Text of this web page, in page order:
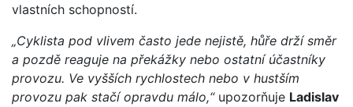
vlastních schopností.
„Cyklista pod vlivem často jede nejistě, hůře drží směr
a pozdě reaguje na překážky nebo ostatní účastníky
provozu. Ve vyšších rychlostech nebo v hustším
provozu pak stačí opravdu málo,“upozorňuje Ladislav